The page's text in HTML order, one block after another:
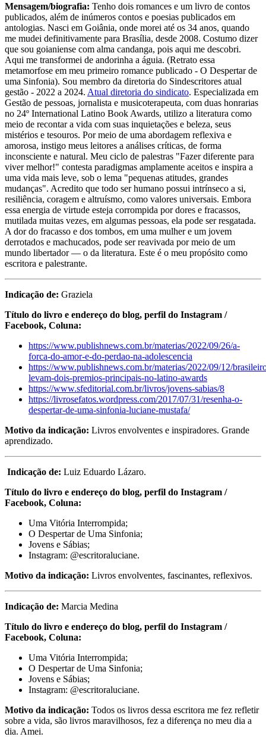
Mensagem/biografia: Tenho dois romances e um livro de contos
publicados, além de inúmeros contos e poesias publicados em
antologias. Nasci em Goiânia, onde morei até os 34 anos, quando
me mudei definitivamente para Brasília, desde 2008. Costumo dizer
que sou goianiense com alma candanga, pois aqui me descobri.
Aqui me transformei de andorinha a águia. (Retrato essa
metamorfose em meu primeiro romance publicado - O Despertar de
uma Sinfonia). Sou membro da diretoria do Sindescritores atual
gestão - 2022 a 2024. Atual diretoria do sindicato. Especializada em
Gestão de pessoas, jornalista e musicoterapeuta, com duas honrarias
no 24º International Latino Book Awards, utilizo a literatura como
meio de recontar a vida com suas inquietações e beleza, seus
mistérios e tesouros. Por meio de uma abordagem reflexiva e
amorosa, instigo meus leitores a análises críticas, de forma
inconsciente e natural. Meu ciclo de palestras "Fazer diferente para
viver melhor!" contesta paradigmas amplamente aceitos e inspira a
uma vida mais leve, sob o lema "pequenas atitudes, grandes
mudanças". Acredito que todo ser humano possui intrínseco a si,
resiliência, coragem e altruísmo, como valores universais. Embora
essa energia de virtude esteja corrompida por dores e fracassos,
mutilada muitas vezes, em algumas pessoas, ela pode ser resgatada.
A dor do fracasso e dos tombos, em uma mulher e um jovem
derrotados e machucados, pode ser reavivada por meio de um
mundo libertador — o da literatura. Este é o meu propósito como
escritora e palestrante.
Indicação de: Graziela
Título do livro e endereço do blog, perfil do Instagram /
Facebook, Coluna:
https://www.publishnews.com.br/materias/2022/09/26/a-
forca-do-amor-e-do-perdao-na-adolescencia
https://www.publishnews.com.br/materias/2022/09/12/
levam-dois-premios-principais-no-latino-awards
https://www.sfeditorial.com.br/livros/jovens-sabias/8
https://livrosefatos.wordpress.com/2017/07/31/resenha-o-
despertar-de-uma-sinfonia-luciane-mustafa/
Motivo da indicação: Livros envolventes e inspiradores. Grande
aprendizado.
Indicação de: Luiz Eduardo Lázaro.
Título do livro e endereço do blog, perfil do Instagram /
Facebook, Coluna:
Uma Vitória Interrompida;
O Despertar de Uma Sinfonia;
Jovens e Sábias;
Instagram: @escritoraluciane.
Motivo da indicação: Livros envolventes, fascinantes, reflexivos.
Indicação de: Marcia Medina
Título do livro e endereço do blog, perfil do Instagram /
Facebook, Coluna:
Uma Vitória Interrompida;
O Despertar de Uma Sinfonia;
Jovens e Sábias;
Instagram: @escritoraluciane.
Motivo da indicação: Todos os livros dessa escritora me fez refletir
sobre a vida, são livros maravilhosos, fez a diferença no meu dia a
dia. Amei.